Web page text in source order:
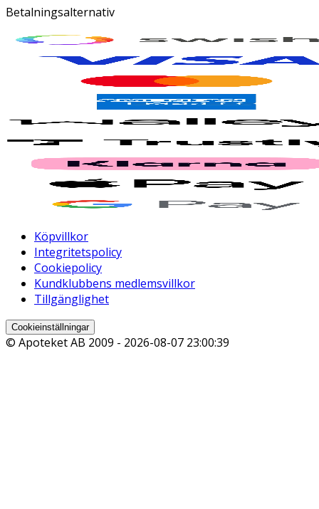
Betalningsalternativ
Köpvillkor
Integritetspolicy
Cookiepolicy
Kundklubbens medlemsvillkor
Tillgänglighet
Cookieinställningar
© Apoteket AB 2009 - 2026-08-07 23:00:39